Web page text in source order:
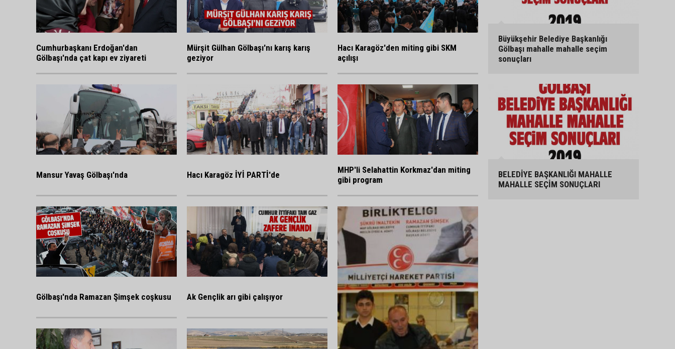
Cumhurbaşkanı Erdoğan'dan
Gölbaşı'nda çat kapı ev ziyareti
Mürşit Gülhan Gölbaşı'nı karış karış
geziyor
Hacı Karagöz'den miting gibi SKM
açılışı
Mansur Yavaş Gölbaşı'nda Hacı Karagöz İYİ PARTİ'de
MHP'li Selahattin Korkmaz'dan miting
gibi program
Gölbaşı'nda Ramazan Şimşek coşkusu Ak Gençlik arı gibi çalışıyor
Büyükşehir Belediye Başkanlığı
Gölbaşı mahalle mahalle seçim
sonuçları
BELEDİYE BAŞKANLIĞI MAHALLE
MAHALLE SEÇİM SONUÇLARI